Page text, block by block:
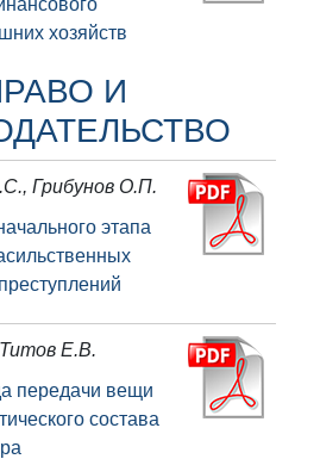
хозяйств
И
Грибунов О.П.
этапа
Е.В.
передачи вещи
состава